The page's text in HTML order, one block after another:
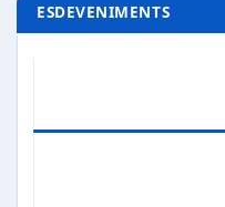
ESDEVENIMENTS